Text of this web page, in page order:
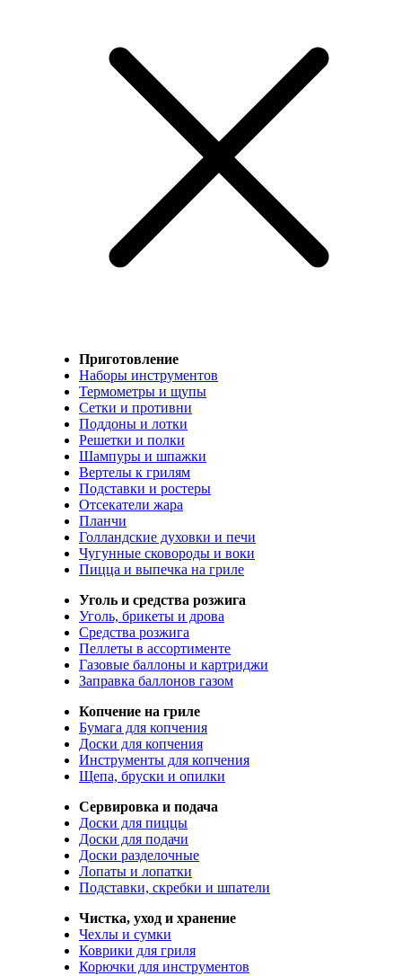
Приготовление
Наборы инструментов
Термометры и щупы
Сетки и противни
Поддоны и лотки
Решетки и полки
Шампуры и шпажки
Вертелы к грилям
Подставки и ростеры
Отсекатели жара
Планчи
Голландские духовки и печи
Чугунные сковороды и воки
Пицца и выпечка на гриле
Уголь и средства розжига
Уголь, брикеты и дрова
Средства розжига
Пеллеты в ассортименте
Газовые баллоны и картриджи
Заправка баллонов газом
Копчение на гриле
Бумага для копчения
Доски для копчения
Инструменты для копчения
Щепа, бруски и опилки
Сервировка и подача
Доски для пиццы
Доски для подачи
Доски разделочные
Лопаты и лопатки
Подставки, скребки и шпатели
Чистка, уход и хранение
Чехлы и сумки
Коврики для гриля
Корючки для инструментов